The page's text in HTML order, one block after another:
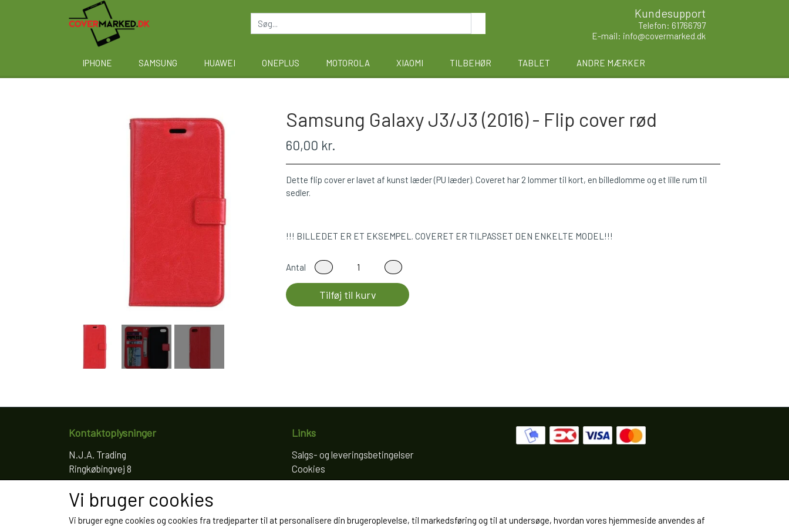
Kundesupport
Telefon: 61766797
E-mail: info@covermarked.dk
IPHONE SAMSUNG HUAWEI ONEPLUS MOTOROLA XIAOMI TILBEHØR TABLET ANDRE MÆRKER
Samsung Galaxy J3/J3 (2016) - Flip cover rød
60,00 kr.
Dette flip cover er lavet af kunst læder (PU læder). Coveret har 2 lommer til kort, en billedlomme og et lille rum til
sedler.
!!! BILLEDET ER ET EKSEMPEL. COVERET ER TILPASSET DEN ENKELTE MODEL!!!
Antal
Tilføj til kurv
Kontaktoplysninger
N.J.A. Trading
Ringkøbingvej 8
4200 Slagelse
Telefon: 61766797
CVR: 35022155
Links
Salgs- og leveringsbetingelser
Cookies
Fortrydelse og reklamation
Vi bruger cookies
Vi bruger egne cookies og cookies fra tredjeparter til at personalisere din brugeroplevelse, til markedsføring og til at undersøge, hvordan vores hjemmeside anvendes af